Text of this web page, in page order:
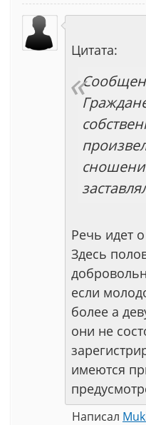
Цитата:
Речь идет
Здесь
если
более а
они не
имеются
Написал